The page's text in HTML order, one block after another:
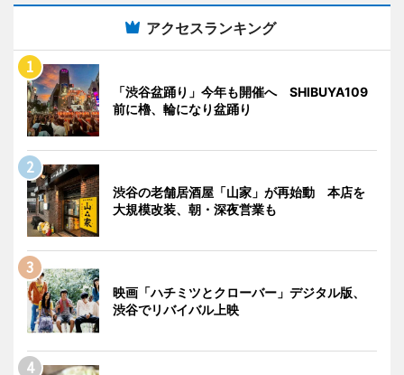
アクセスランキング
「渋谷盆踊り」今年も開催へ SHIBUYA109
前に櫓、輪になり盆踊り
渋谷の老舗居酒屋「山家」が再始動 本店を
大規模改装、朝・深夜営業も
映画「ハチミツとクローバー」デジタル版、
渋谷でリバイバル上映